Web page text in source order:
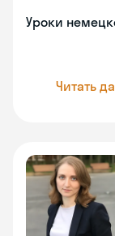
Уроки
Читать